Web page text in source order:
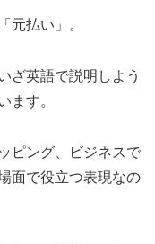
元払い」。
ざ英語で説明しよう
ます。
ピング、ビジネスで
面で役立つ表現なの